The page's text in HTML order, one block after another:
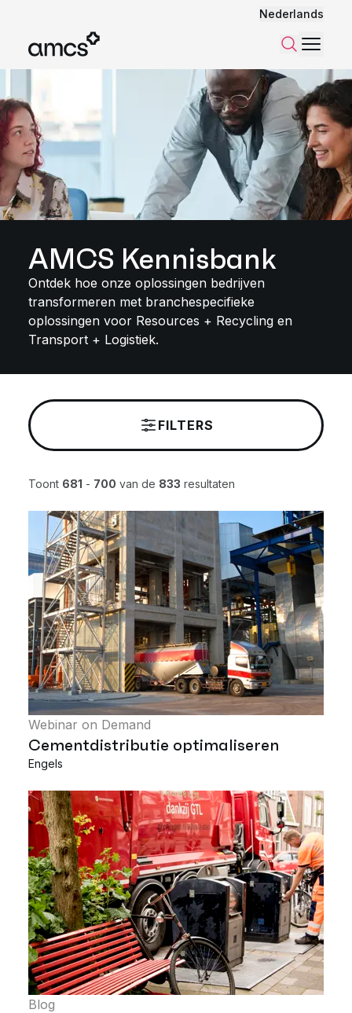
Nederlands
ZoekenMenu
AMCS Kennisbank
Ontdek hoe onze oplossingen bedrijven
transformeren met branchespecifieke
oplossingen voor Resources + Recycling en
Transport + Logistiek.
FILTERS
Toont 681 - 700 van de 833 resultaten
Webinar on Demand
Cementdistributie optimaliseren
Engels
Blog